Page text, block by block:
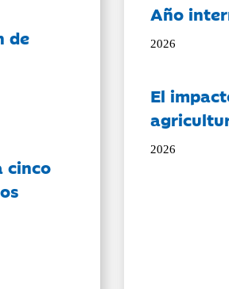
de
cinco
Año
2026
El
2026